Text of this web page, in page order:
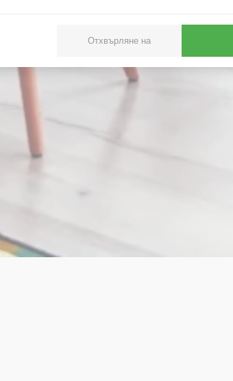
Отхвърляне на